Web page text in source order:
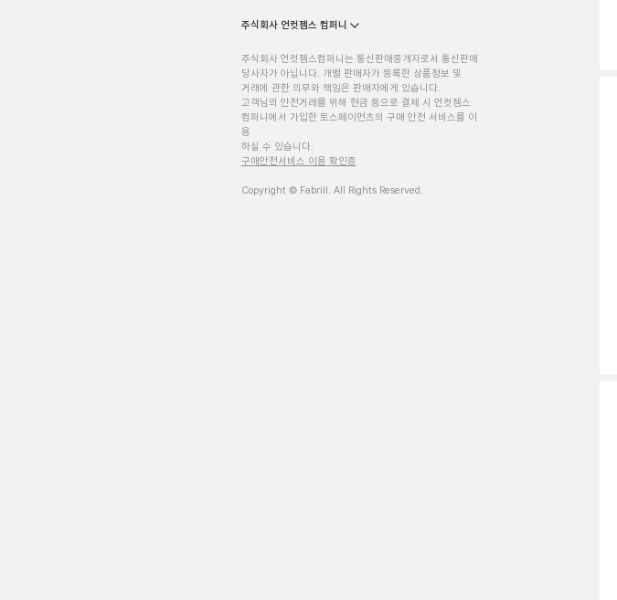
주식회사 언컷젬스 컴퍼니
주식회사 언컷젬스컴퍼니는 통신판매중개자로서 통신판매
당사자가 아닙니다. 개별 판매자가 등록한 상품정보 및
거래에 관한 의무와 책임은 판매자에게 있습니다.
고객님의 안전거래를 위해 현금 등으로 결제 시 언컷젬스
컴퍼니에서 가입한 토스페이먼츠의 구매 안전 서비스를 이
용
하실 수 있습니다.
구매안전서비스 이용 확인증
Copyright © Fabrill. All Rights Reserved.